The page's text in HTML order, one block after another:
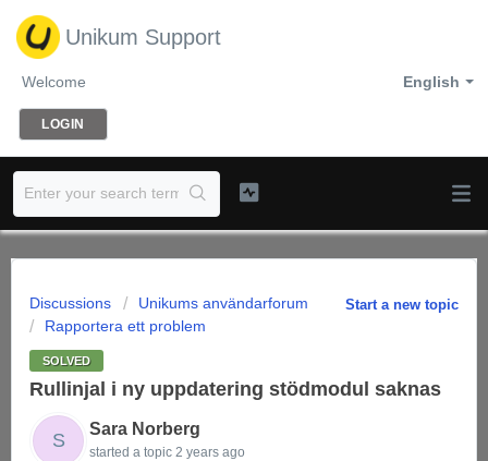
Unikum Support
English
Welcome
LOGIN
Start a new topic
Discussions
Unikums användarforum
Rapportera ett problem
SOLVED
Rullinjal i ny uppdatering stödmodul saknas
S
Sara Norberg
started a topic 2 years ago